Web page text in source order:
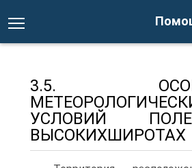
3.5.
УСЛОВИЙ
ВЫСОКИХШИРОТАХ